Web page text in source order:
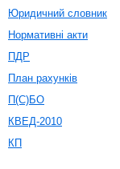
Юридичний словник
Нормативні акти
ПДР
План рахунків
П(С)БО
КВЕД-2010
КП